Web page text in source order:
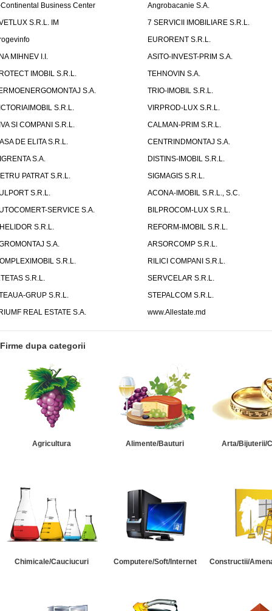
Continental Business Center
Angrobacanie S.A.
S.R.L. IM
7 SERVICII IMOBILIARE S.R.L.
EURORENT S.R.L.
MIHNEV I.I.
ASITO-INVEST-PRIM S.A.
IMOBIL S.R.L.
TEHNOVIN S.A.
S.A.
TRIO-IMOBIL S.R.L.
S.R.L.
VIRPROD-LUX S.R.L.
SI COMPANI S.R.L.
CALMAN-PRIM S.R.L.
DE ELITA S.R.L.
CENTRINDMONTAJ S.A.
S.A.
DISTINS-IMOBIL S.R.L.
PATRAT S.R.L.
SIGMAGIS S.R.L.
S.R.L.
ACONA-IMOBIL S.R.L., S.C.
SERVICE S.A.
BILPROCOM-LUX S.R.L.
S.R.L.
REFORM-IMOBIL S.R.L.
S.A.
ARSORCOMP S.R.L.
S.R.L.
RILICI COMPANI S.R.L.
S.R.L.
SERVCELAR S.R.L.
GRUP S.R.L.
STEPALCOM S.R.L.
REAL ESTATE S.A.
www.Allestate.md
Firme dupa categorii
Agricultura Alimente/Bauturi Arta/Bijuterii/
Chimicale/Cauciucuri Computere/Soft/Internet Constructii/